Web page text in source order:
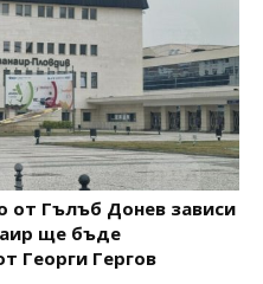
от Гълъб Донев зависи
ще бъде
Георги Гергов